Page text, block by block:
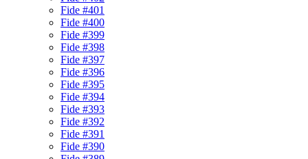
Fide #401
Fide #400
Fide #399
Fide #398
Fide #397
Fide #396
Fide #395
Fide #394
Fide #393
Fide #392
Fide #391
Fide #390